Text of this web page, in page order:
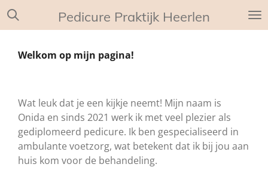
Ga
Pedicure Praktijk Heerlen
Welkom op mijn pagina!
Wat leuk dat je een kijkje neemt! Mijn naam is
Onida en sinds 2021 werk ik met veel plezier als
gediplomeerd pedicure. Ik ben gespecialiseerd in
ambulante voetzorg, wat betekent dat ik bij jou aan
huis kom voor de behandeling.